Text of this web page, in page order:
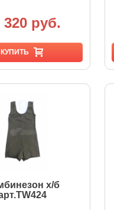
320 руб.
КУПИТЬ
х/б